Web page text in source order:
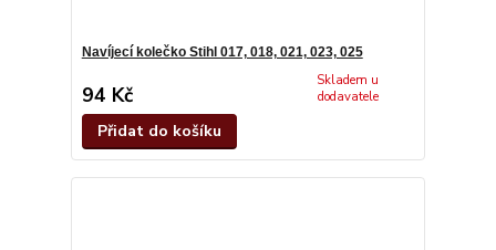
Navíjecí kolečko Stihl 017, 018, 021, 023, 025
94 Kč
Skladem u
dodavatele
Přidat do košíku